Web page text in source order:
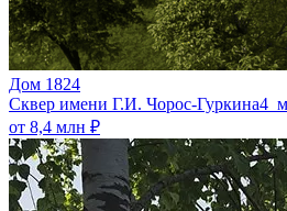
Дом 1824
Сквер имени Г.И. Чорос-Гуркина4
от 8,4 млн ₽